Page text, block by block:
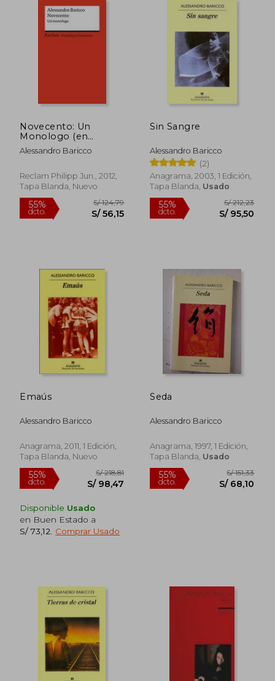
S/ 58,50
Novecento: Un
Monologo (en
Italiano)
Alessandro Baricco
Reclam Philipp Jun., 2012,
Tapa Blanda, Nuevo
Sin Sangre
Alessandro Baricco
(2)
Anagrama, 2003, 1 Edición,
Tapa Blanda, Usado
Emaús
Alessandro Baricco
Anagrama, 2011, 1 Edición,
Tapa Blanda, Nuevo
Disponible Usado
en Buen Estado a
S/ 73,12
Comprar Usado
Seda
Alessandro Baricco
Anagrama, 1997, 1 Edición,
Tapa Blanda, Usado